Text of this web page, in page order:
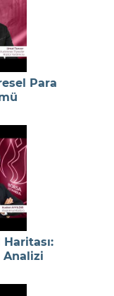
Para
Haritası:
Analizi